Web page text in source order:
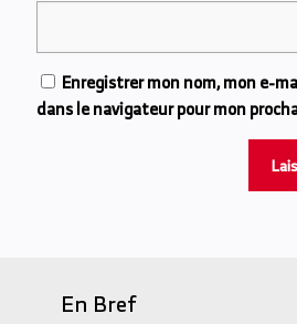
Enregistrer mon nom, mon e-
dans le navigateur pour mon
En Bref